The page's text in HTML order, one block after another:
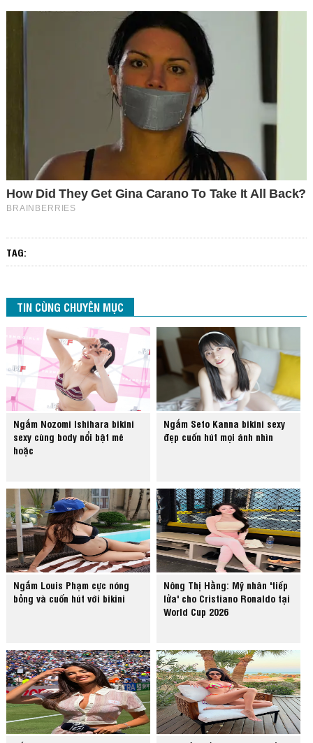
TAG:
TIN CÙNG CHUYÊN MỤC
Ngắm Nozomi Ishihara bikini
sexy cùng body nổi bật mê
hoặc
Ngắm Seto Kanna bikini sexy
đẹp cuốn hút mọi ánh nhìn
Ngắm Louis Phạm cực nóng
bỏng và cuốn hút với bikini
Nông Thị Hằng: Mỹ nhân 'tiếp
lửa' cho Cristiano Ronaldo tại
World Cup 2026